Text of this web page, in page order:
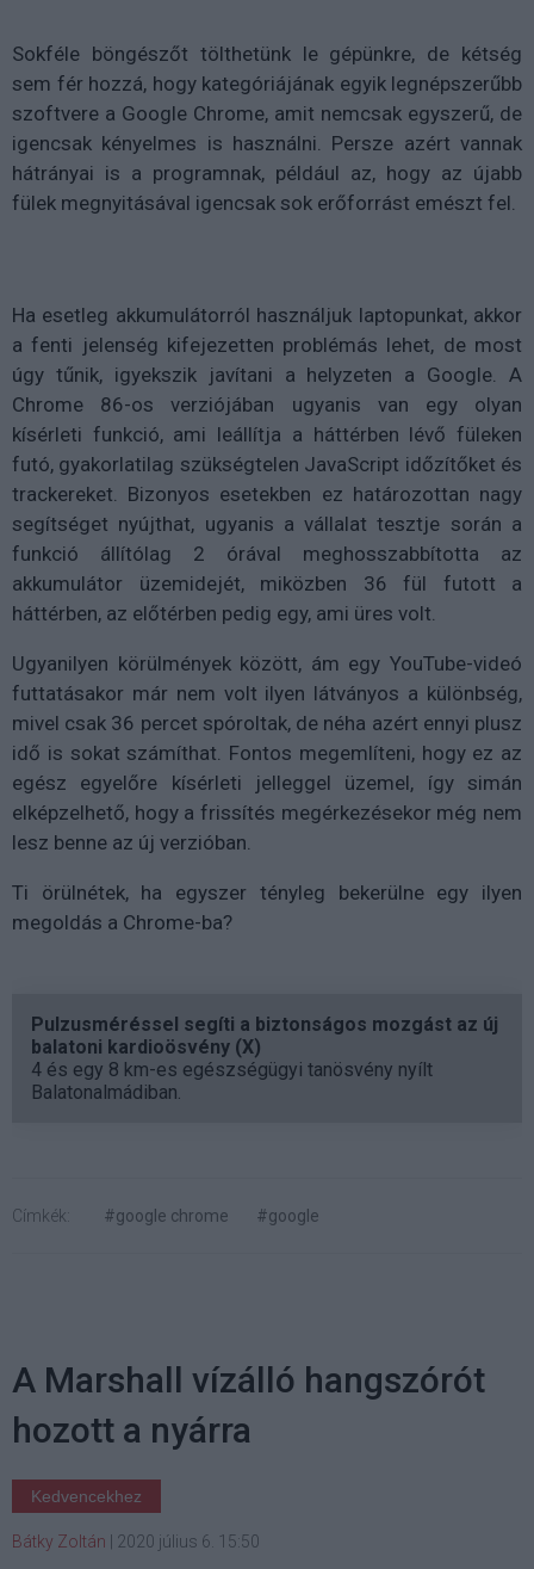
Sokféle böngészőt tölthetünk le gépünkre, de kétség
sem fér hozzá, hogy kategóriájának egyik legnépszerűbb
szoftvere a Google Chrome, amit nemcsak egyszerű, de
igencsak kényelmes is használni. Persze azért vannak
hátrányai is a programnak, például az, hogy az újabb
fülek megnyitásával igencsak sok erőforrást emészt fel.
Ha esetleg akkumulátorról használjuk laptopunkat, akkor
a fenti jelenség kifejezetten problémás lehet, de most
úgy tűnik, igyekszik javítani a helyzeten a Google. A
Chrome 86-os verziójában ugyanis van egy olyan
kísérleti funkció, ami leállítja a háttérben lévő füleken
futó, gyakorlatilag szükségtelen JavaScript időzítőket és
trackereket. Bizonyos esetekben ez határozottan nagy
segítséget nyújthat, ugyanis a vállalat tesztje során a
funkció állítólag 2 órával meghosszabbította az
akkumulátor üzemidejét, miközben 36 fül futott a
háttérben, az előtérben pedig egy, ami üres volt.
Ugyanilyen körülmények között, ám egy YouTube-videó
futtatásakor már nem volt ilyen látványos a különbség,
mivel csak 36 percet spóroltak, de néha azért ennyi plusz
idő is sokat számíthat. Fontos megemlíteni, hogy ez az
egész egyelőre kísérleti jelleggel üzemel, így simán
elképzelhető, hogy a frissítés megérkezésekor még nem
lesz benne az új verzióban.
Ti örülnétek, ha egyszer tényleg bekerülne egy ilyen
megoldás a Chrome-ba?
Pulzusméréssel segíti a biztonságos mozgást az új
balatoni kardioösvény (X)
4 és egy 8 km-es egészségügyi tanösvény nyílt
Balatonalmádiban.
Címkék: #google chrome #google
A Marshall vízálló hangszórót
hozott a nyárra
Kedvencekhez
Bátky Zoltán 2020 július 6. 15:50